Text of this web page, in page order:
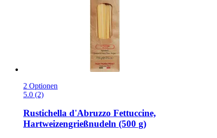
2 Optionen
5.0 (2)
Rustichella d'Abruzzo Fettuccine,
Hartweizengrießnudeln (500 g)